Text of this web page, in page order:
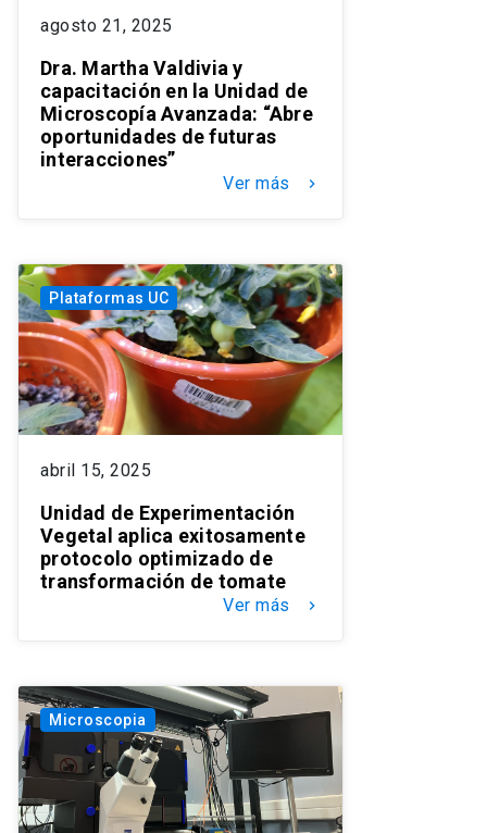
agosto 21, 2025
Dra. Martha Valdivia y
capacitación en la Unidad de
Microscopía Avanzada: “Abre
oportunidades de futuras
interacciones”
Ver más keyboard_arrow_right
Plataformas UC
abril 15, 2025
Unidad de Experimentación
Vegetal aplica exitosamente
protocolo optimizado de
transformación de tomate
Ver más keyboard_arrow_right
Microscopia